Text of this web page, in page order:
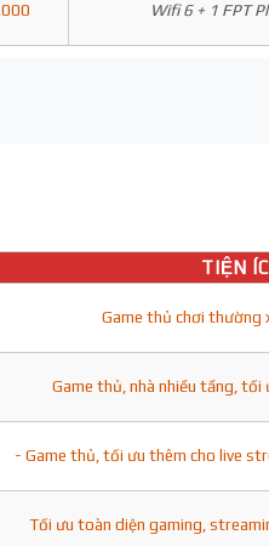
Wifi 6 + 1 FPT
TIỆN
Game thủ chơi thường
Game thủ, nhà nhiều tầng,
- Game thủ, tối ưu thêm cho live
Tối ưu toàn diện gaming,